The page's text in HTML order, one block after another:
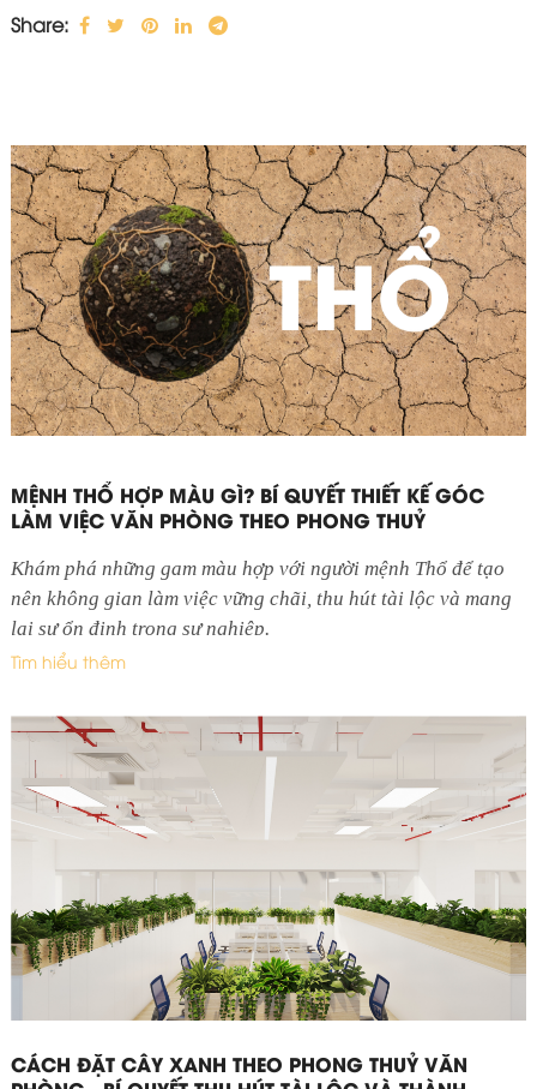
Share:
MỆNH THỔ HỢP MÀU GÌ? BÍ QUYẾT THIẾT KẾ GÓC
LÀM VIỆC VĂN PHÒNG THEO PHONG THUỶ
Khám phá những gam màu hợp với người mệnh Thổ để tạo
nên không gian làm việc vững chãi, thu hút tài lộc và mang
lại sự ổn định trong sự nghiệp.
Tìm hiểu thêm
CÁCH ĐẶT CÂY XANH THEO PHONG THUỶ VĂN